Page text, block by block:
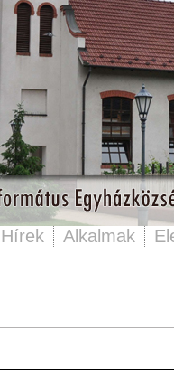
Hírek Alkalmak